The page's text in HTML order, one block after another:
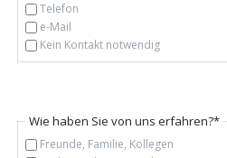
Telefon
e-Mail
Kein Kontakt notwendig
Pflichtfeld
Wie haben Sie von uns erfahren?*
Freunde, Familie, Kollegen